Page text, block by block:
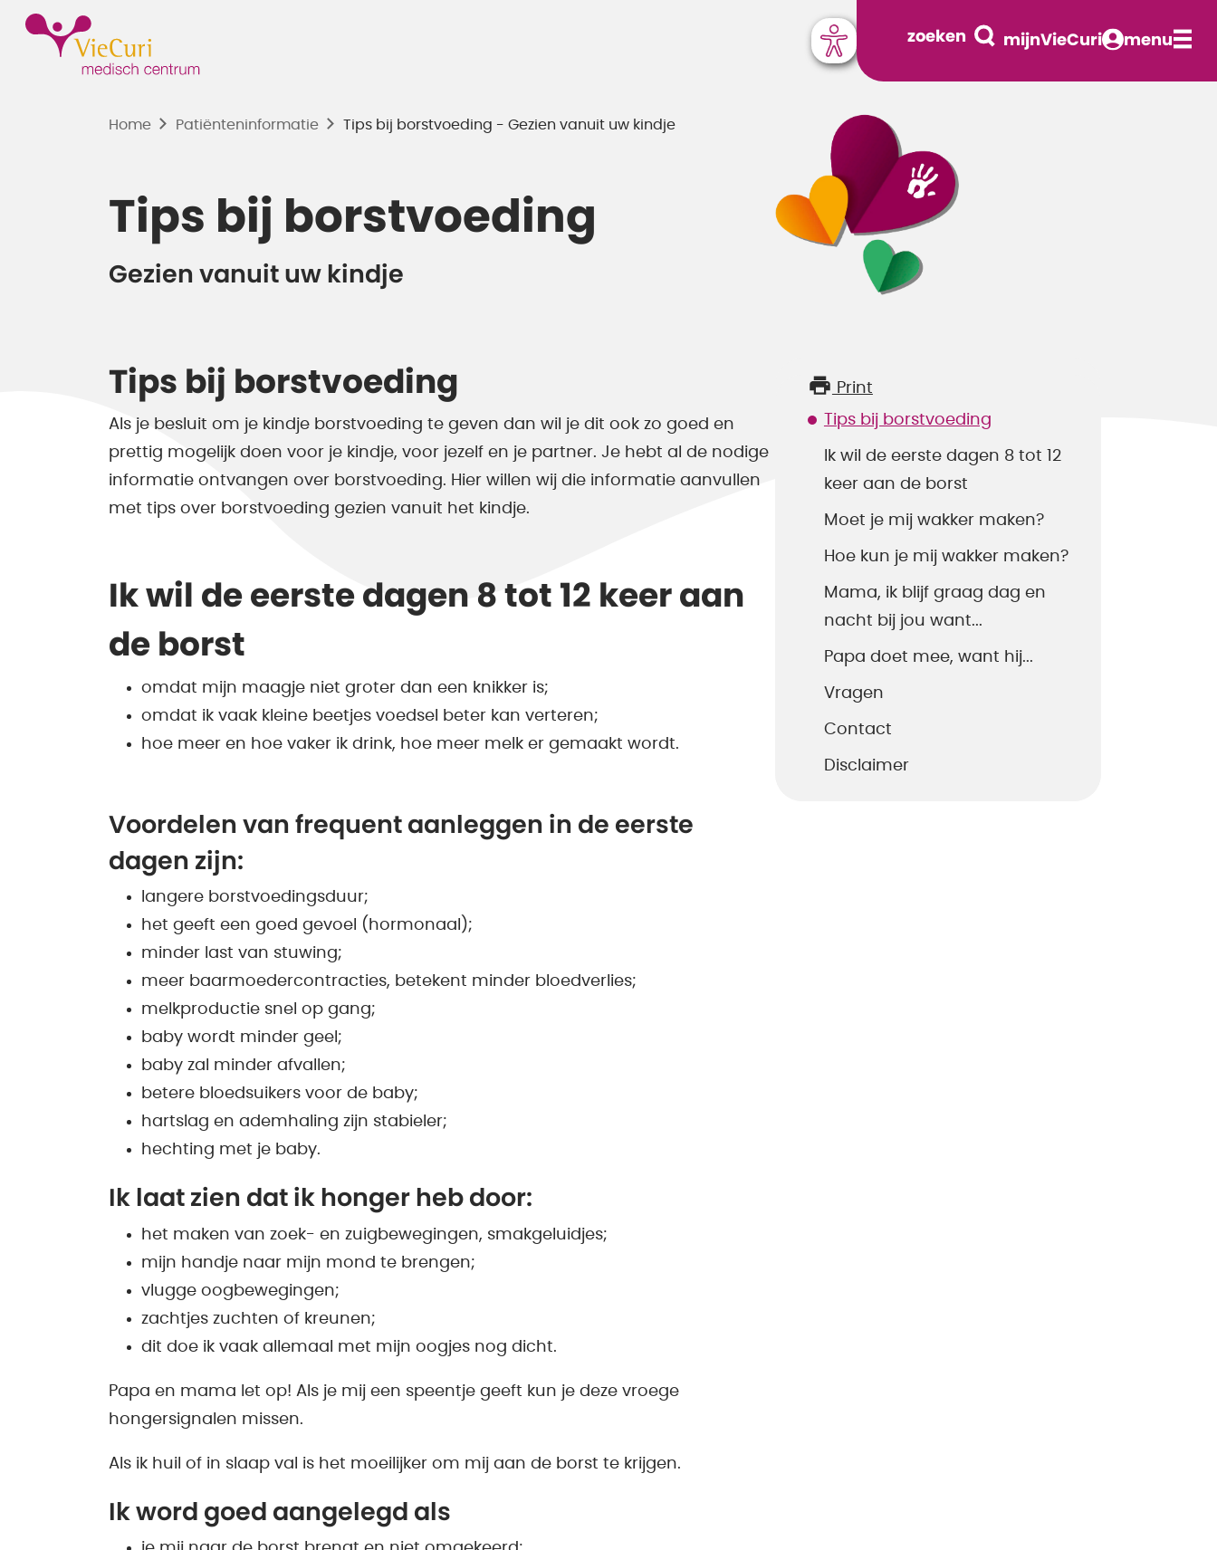
zoeken mijnVieCuri menu
Home Patiënten­informatie Tips bij borstvoeding - Gezien vanuit uw kindje
Tips bij borstvoeding
Gezien vanuit uw kindje
Tips bij borstvoeding
Als je besluit om je kindje borstvoeding te geven dan wil je dit ook zo goed en
prettig mogelijk doen voor je kindje, voor jezelf en je partner. Je hebt al de nodige
informatie ontvangen over borstvoeding. Hier willen wij die informatie aanvullen
met tips over borstvoeding gezien vanuit het kindje.
Ik wil de eerste dagen 8 tot 12 keer aan
de borst
omdat mijn maagje niet groter dan een knikker is;
omdat ik vaak kleine beetjes voedsel beter kan verteren;
hoe meer en hoe vaker ik drink, hoe meer melk er gemaakt wordt.
Voordelen van frequent aanleggen in de eerste
dagen zijn:
langere borstvoedingsduur;
het geeft een goed gevoel (hormonaal);
minder last van stuwing;
meer baarmoedercontracties, betekent minder bloedverlies;
melkproductie snel op gang;
baby wordt minder geel;
baby zal minder afvallen;
betere bloedsuikers voor de baby;
hartslag en ademhaling zijn stabieler;
hechting met je baby.
Ik laat zien dat ik honger heb door:
het maken van zoek- en zuigbewegingen, smakgeluidjes;
mijn handje naar mijn mond te brengen;
vlugge oogbewegingen;
zachtjes zuchten of kreunen;
dit doe ik vaak allemaal met mijn oogjes nog dicht.
Papa en mama let op! Als je mij een speentje geeft kun je deze vroege
hongersignalen missen.
Als ik huil of in slaap val is het moeilijker om mij aan de borst te krijgen.
Ik word goed aangelegd als
Print
Tips bij borstvoeding
Ik wil de eerste dagen 8 tot 12
keer aan de borst
Moet je mij wakker maken?
Hoe kun je mij wakker maken?
Mama, ik blijf graag dag en
nacht bij jou want...
Papa doet mee, want hij...
Vragen
Contact
Disclaimer